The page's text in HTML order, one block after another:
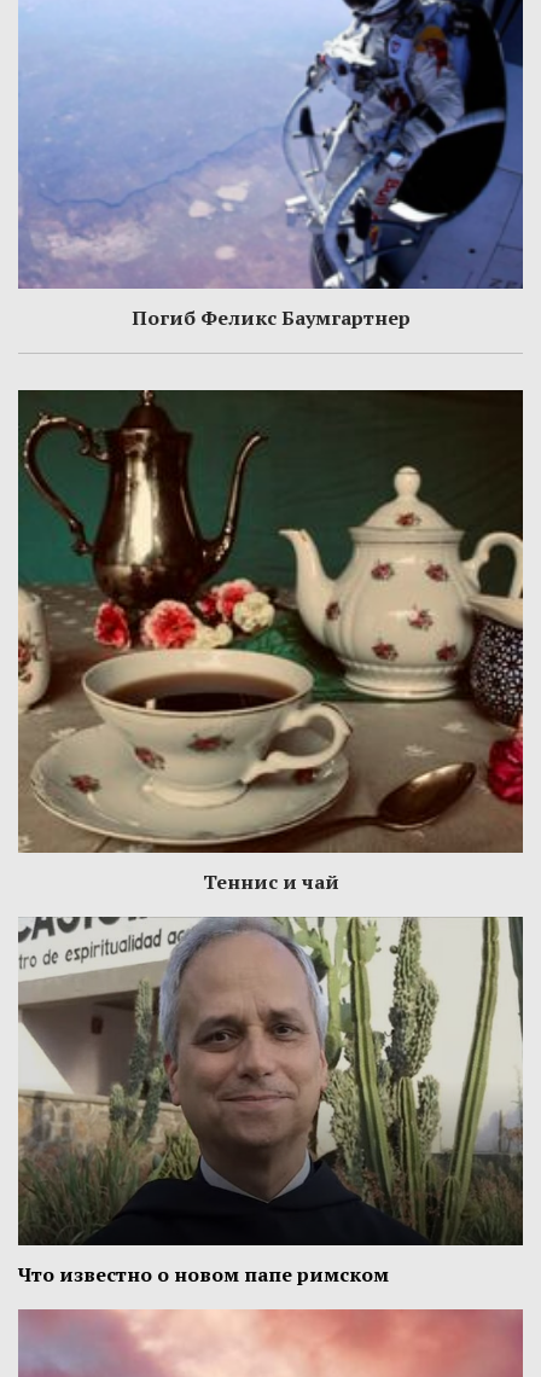
Погиб Феликс Баумгартнер
Теннис и чай
Что известно о новом папе римском